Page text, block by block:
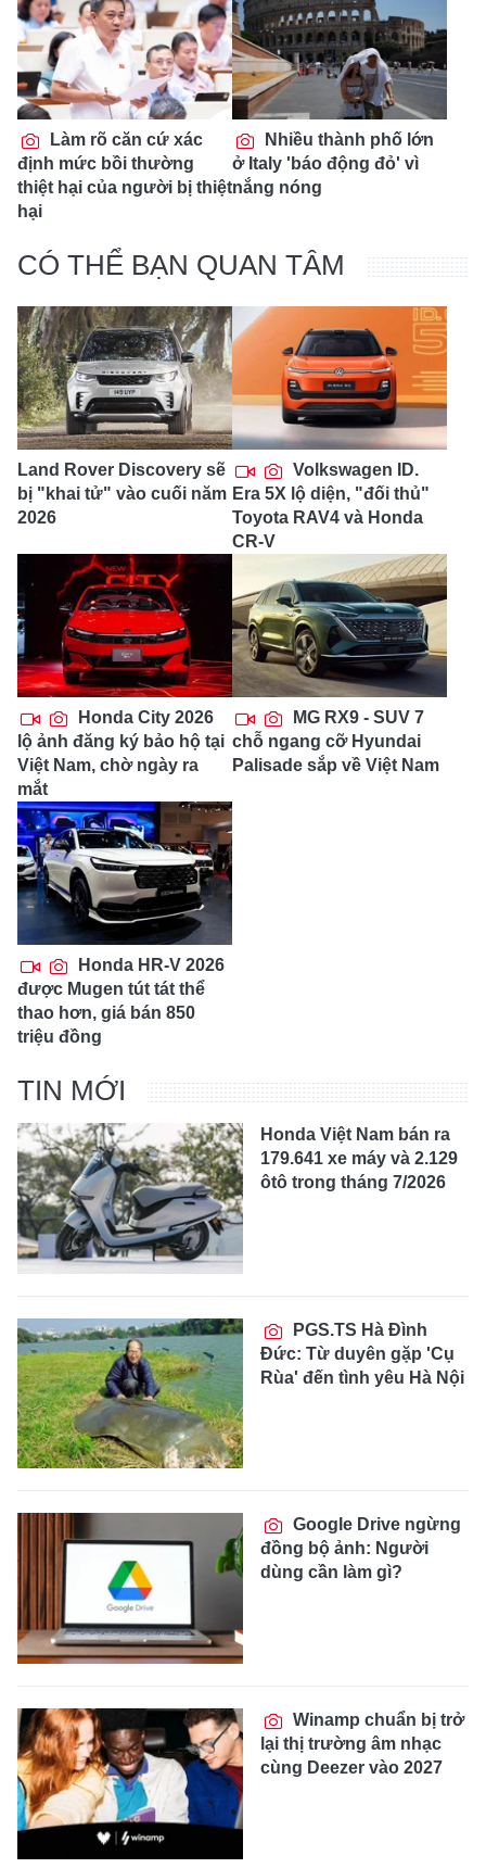
Làm rõ căn cứ xác
định mức bồi thường
thiệt hại của người bị thiệt
hại
Nhiều thành phố lớn
ở Italy 'báo động đỏ' vì
nắng nóng
CÓ THỂ BẠN QUAN TÂM
Land Rover Discovery sẽ
bị "khai tử" vào cuối năm
2026
Volkswagen ID.
Era 5X lộ diện, "đối thủ"
Toyota RAV4 và Honda
CR-V
Honda City 2026
lộ ảnh đăng ký bảo hộ tại
Việt Nam, chờ ngày ra
mắt
MG RX9 - SUV 7
chỗ ngang cỡ Hyundai
Palisade sắp về Việt Nam
Honda HR-V 2026
được Mugen tút tát thể
thao hơn, giá bán 850
triệu đồng
TIN MỚI
Honda Việt Nam bán ra
179.641 xe máy và 2.129
ôtô trong tháng 7/2026
PGS.TS Hà Đình
Đức: Từ duyên gặp 'Cụ
Rùa' đến tình yêu Hà Nội
Google Drive ngừng
đồng bộ ảnh: Người
dùng cần làm gì?
Winamp chuẩn bị trở
lại thị trường âm nhạc
cùng Deezer vào 2027